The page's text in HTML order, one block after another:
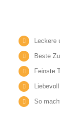
Leckere
Beste
Feinste
So